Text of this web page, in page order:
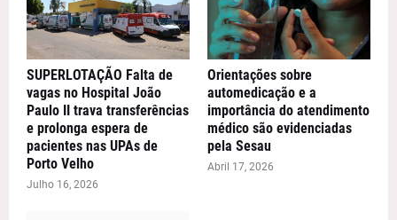
SUPERLOTAÇÃO Falta de
vagas no Hospital João
Paulo II trava transferências
e prolonga espera de
pacientes nas UPAs de
Porto Velho
Julho 16, 2026
Orientações sobre
automedicação e a
importância do atendimento
médico são evidenciadas
pela Sesau
Abril 17, 2026